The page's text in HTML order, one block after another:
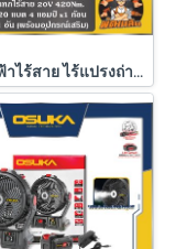
บล็อกไฟฟ้าไร้สาย ไร้แปรงถ่าน 20V OSUKA (แบต 4.0Ah.2 ก้อน) รุ่น OSID-520 (รับประกันศูนย์ 6 เดือน)